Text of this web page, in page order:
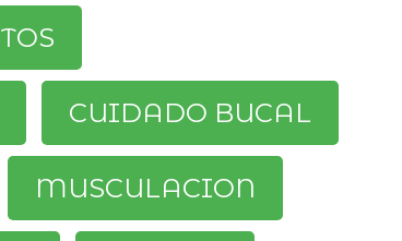
CUIDADO BUCAL
MUSCULACION